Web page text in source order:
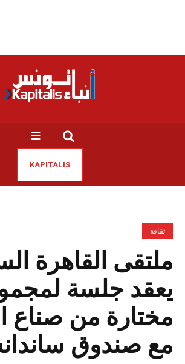
KAPITALIS
ثقافة
ملتقى القاهرة
يعقد جلسة
مختارة من صناع
مع صندوق